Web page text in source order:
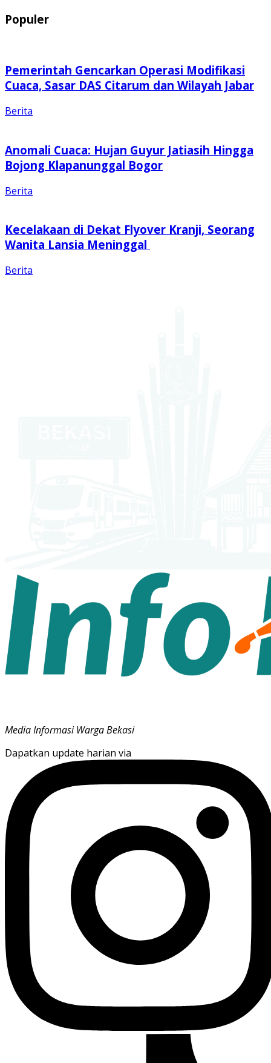
Populer
Pemerintah Gencarkan Operasi Modifikasi
Cuaca, Sasar DAS Citarum dan Wilayah Jabar
Berita
Anomali Cuaca: Hujan Guyur Jatiasih Hingga
Bojong Klapanunggal Bogor
Berita
Kecelakaan di Dekat Flyover Kranji, Seorang
Wanita Lansia Meninggal
Berita
Media Informasi Warga Bekasi
Dapatkan update harian via